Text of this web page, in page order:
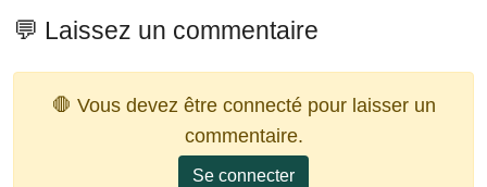
💬 Laissez un commentaire
🛑 Vous devez être connecté pour laisser un
commentaire.
Se connecter